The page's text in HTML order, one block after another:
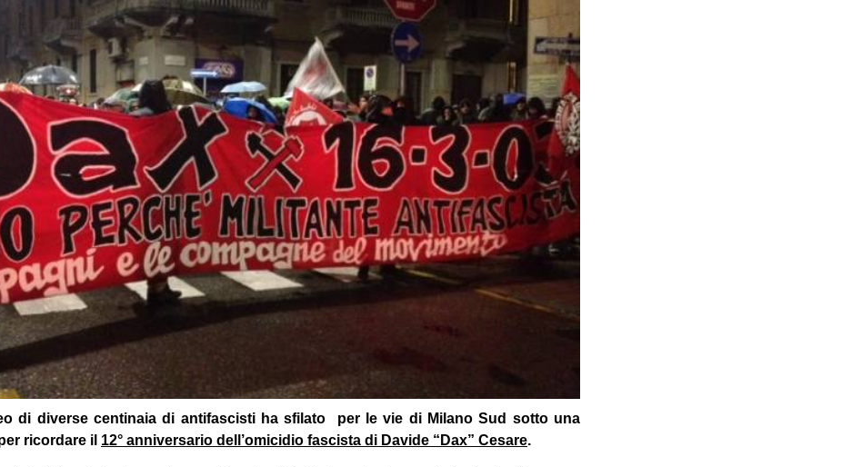
di diverse centinaia di antifascisti ha sfilato per le vie di Milano Sud sotto una
ricordare il 12° anniversario dell’omicidio fascista di Davide “Dax” Cesare.